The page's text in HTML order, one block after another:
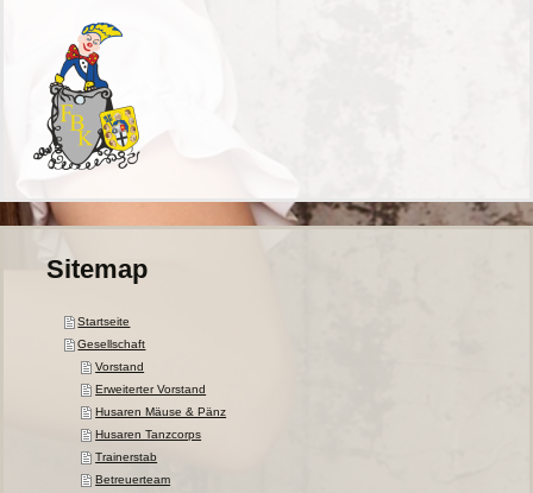
Sitemap
Startseite
Gesellschaft
Vorstand
Erweiterter Vorstand
Husaren Mäuse & Pänz
Husaren Tanzcorps
Trainerstab
Betreuerteam